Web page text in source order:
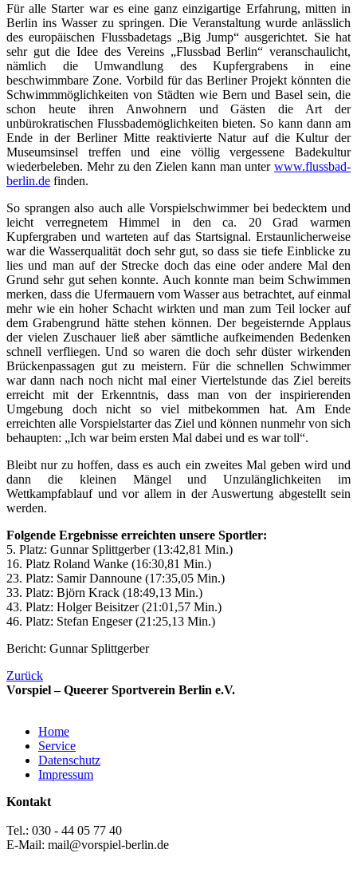
Für alle Starter war es eine ganz einzigartige Erfahrung, mitten in
Berlin ins Wasser zu springen. Die Veranstaltung wurde anlässlich
des europäischen Flussbadetags „Big Jump“ ausgerichtet. Sie hat
sehr gut die Idee des Vereins „Flussbad Berlin“ veranschaulicht,
nämlich die Umwandlung des Kupfergrabens in eine
beschwimmbare Zone. Vorbild für das Berliner Projekt könnten die
Schwimmmöglichkeiten von Städten wie Bern und Basel sein, die
schon heute ihren Anwohnern und Gästen die Art der
unbürokratischen Flussbademöglichkeiten bieten. So kann dann am
Ende in der Berliner Mitte reaktivierte Natur auf die Kultur der
Museumsinsel treffen und eine völlig vergessene Badekultur
wiederbeleben. Mehr zu den Zielen kann man unter www.flussbad-
berlin.de finden.
So sprangen also auch alle Vorspielschwimmer bei bedecktem und
leicht verregnetem Himmel in den ca. 20 Grad warmen
Kupfergraben und warteten auf das Startsignal. Erstaunlicherweise
war die Wasserqualität doch sehr gut, so dass sie tiefe Einblicke zu
lies und man auf der Strecke doch das eine oder andere Mal den
Grund sehr gut sehen konnte. Auch konnte man beim Schwimmen
merken, dass die Ufermauern vom Wasser aus betrachtet, auf einmal
mehr wie ein hoher Schacht wirkten und man zum Teil locker auf
dem Grabengrund hätte stehen können. Der begeisternde Applaus
der vielen Zuschauer ließ aber sämtliche aufkeimenden Bedenken
schnell verfliegen. Und so waren die doch sehr düster wirkenden
Brückenpassagen gut zu meistern. Für die schnellen Schwimmer
war dann nach noch nicht mal einer Viertelstunde das Ziel bereits
erreicht mit der Erkenntnis, dass man von der inspirierenden
Umgebung doch nicht so viel mitbekommen hat. Am Ende
erreichten alle Vorspielstarter das Ziel und können nunmehr von sich
behaupten: „Ich war beim ersten Mal dabei und es war toll“.
Bleibt nur zu hoffen, dass es auch ein zweites Mal geben wird und
dann die kleinen Mängel und Unzulänglichkeiten im
Wettkampfablauf und vor allem in der Auswertung abgestellt sein
werden.
Folgende Ergebnisse erreichten unsere Sportler:
5. Platz: Gunnar Splittgerber (13:42,81 Min.)
16. Platz Roland Wanke (16:30,81 Min.)
23. Platz: Samir Dannoune (17:35,05 Min.)
33. Platz: Björn Krack (18:49,13 Min.)
43. Platz: Holger Beisitzer (21:01,57 Min.)
46. Platz: Stefan Engeser (21:25,13 Min.)
Bericht: Gunnar Splittgerber
Zurück
Vorspiel – Queerer Sportverein Berlin e.V.
Home
Service
Datenschutz
Impressum
Kontakt
Tel.: 030 - 44 05 77 40
E-Mail: mail@vorspiel-berlin.de